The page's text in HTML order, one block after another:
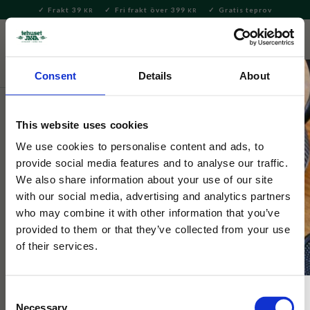
Consent Details About
This website uses cookies
We use cookies to personalise content and ads, to
provide social media features and to analyse our traffic.
We also share information about your use of our site
with our social media, advertising and analytics partners
who may combine it with other information that you’ve
provided to them or that they’ve collected from your use
of their services.
Necessary
Meny
Frakt 39 KR Fri frakt över 399 KR Gratis teprov
Servering & Dukning
Moomin Arabia
Muminmugg 0,4L Blå
Muminmugg Blå med hela Muminfamiljen som håller på med